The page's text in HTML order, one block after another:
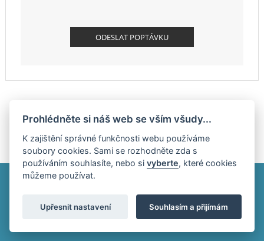
Tvorba stránek: InGenius
Prohlédněte si náš web se vším všudy...
K zajištění správné funkčnosti webu používáme
soubory cookies. Sami se rozhodněte zda s
používáním souhlasíte, nebo sivyberte, které cookies
můžeme používat.
Souhlasím a přijímám
Upřesnit nastavení